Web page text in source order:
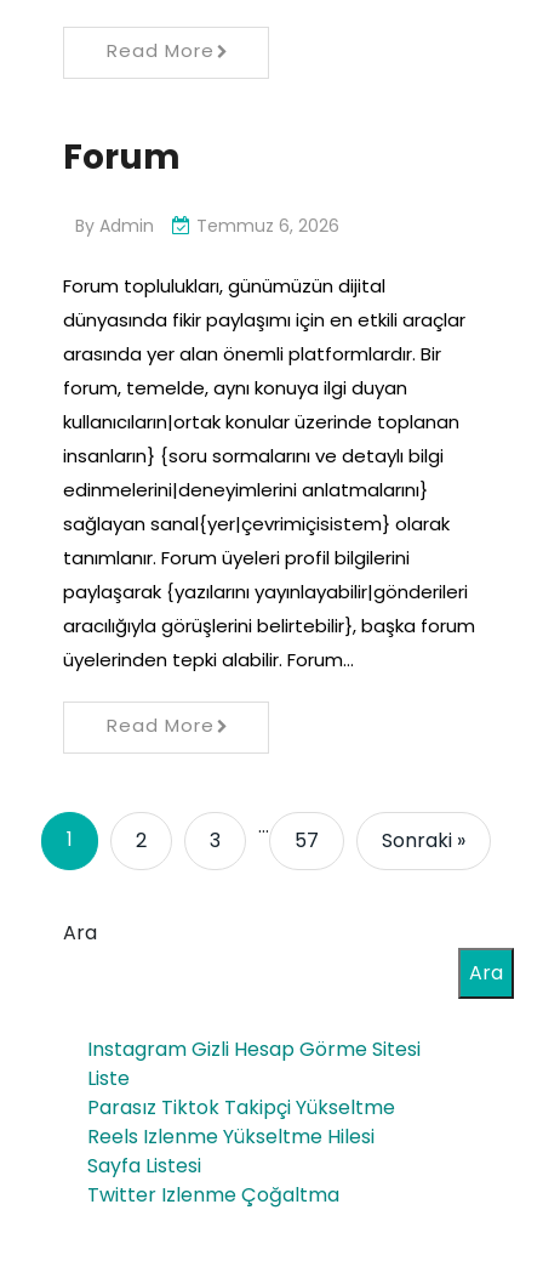
Read More
Forum
By Admin Temmuz 6, 2026
Forum toplulukları, günümüzün dijital
dünyasında fikir paylaşımı için en etkili araçlar
arasında yer alan önemli platformlardır. Bir
forum, temelde, aynı konuya ilgi duyan
kullanıcıların|ortak konular üzerinde toplanan
insanların} {soru sormalarını ve detaylı bilgi
edinmelerini|deneyimlerini anlatmalarını}
sağlayan sanal{yer|çevrimiçisistem} olarak
tanımlanır. Forum üyeleri profil bilgilerini
paylaşarak {yazılarını yayınlayabilir|gönderileri
aracılığıyla görüşlerini belirtebilir}, başka forum
üyelerinden tepki alabilir. Forum…
Read More
1 2 3
…
57 Sonraki »
Ara
Ara
Instagram Gizli Hesap Görme Sitesi
Liste
Parasız Tiktok Takipçi Yükseltme
Reels Izlenme Yükseltme Hilesi
Sayfa Listesi
Twitter Izlenme Çoğaltma